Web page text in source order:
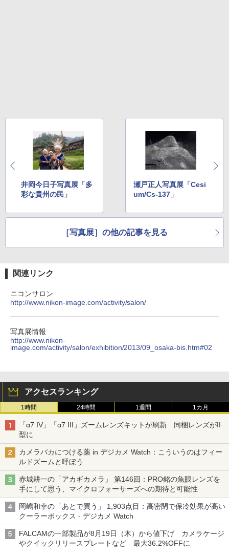
井岡今日子写真展「多
彩な貴州の民」
瀬戸正人写真展「Cesi
um/Cs-137」
［写真展］の他の記事を見る
関連リンク
ニコンサロン
http://www.nikon-image.com/activity/salon/
写真展情報
http://www.nikon-
image.com/activity/salon/exhibition/2013/09_osaka-bis.htm#02
アクセスランキング
1時間 24時間 1週間 1カ月
「α7 IV」「α7 III」ズームレンズキットが刷新 同梱レンズがII
型に
カメラバカにつける薬 in デジカメ Watch：こういうのはフィー
ルドズームと呼ぼう
赤城耕一の「アカギカメラ」 第146回：PRO銘の魚眼レンズを
手にして思う、マイクロフォーサーズへの期待と可能性
岡嶋和幸の「あとで買う」 1,903点目：高密閉で保冷効果が高い
クーラーボックス - デジカメ Watch
FALCAMの一部製品が8月19日（木）から値下げ カメラケージ
やクイックリリースプレートなど 最大36.2%OFFに